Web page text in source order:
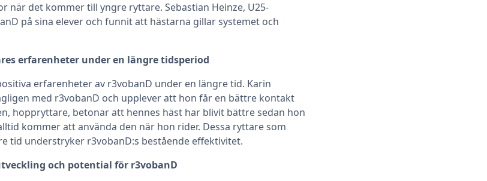
när det kommer till yngre ryttare. Sebastian Heinze, U25-
på sina elever och funnit att hästarna gillar systemet och
erfarenheter under en längre tidsperiod
erfarenheter av r3vobanD under en längre tid. Karin
med r3vobanD och upplever att hon får en bättre kontakt
hoppryttare, betonar att hennes häst har blivit bättre sedan hon
kommer att använda den när hon rider. Dessa ryttare som
tid understryker r3vobanD:s bestående effektivitet.
och potential för r3vobanD